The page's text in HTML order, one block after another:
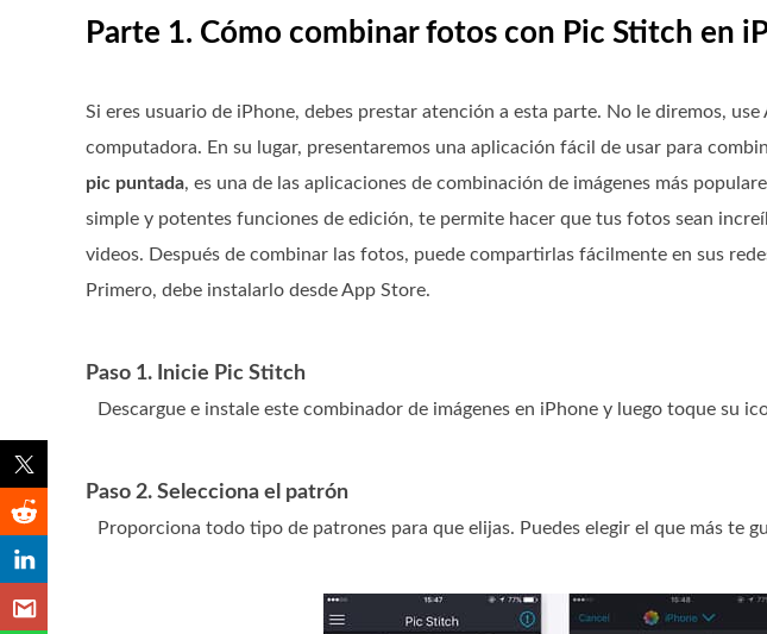
Parte 1. Cómo combinar fotos con Pic Stitch en
Si eres usuario de iPhone, debes prestar atención a esta parte. No le diremos,
computadora. En su lugar, presentaremos una aplicación fácil de usar para
pic puntada, es una de las aplicaciones de combinación de imágenes más
simple y potentes funciones de edición, te permite hacer que tus fotos sean
videos. Después de combinar las fotos, puede compartirlas fácilmente en sus
Primero, debe instalarlo desde App Store.
Paso 1. Inicie Pic Stitch
Descargue e instale este combinador de imágenes en iPhone y luego toque su
Paso 2. Selecciona el patrón
Proporciona todo tipo de patrones para que elijas. Puedes elegir el que más te